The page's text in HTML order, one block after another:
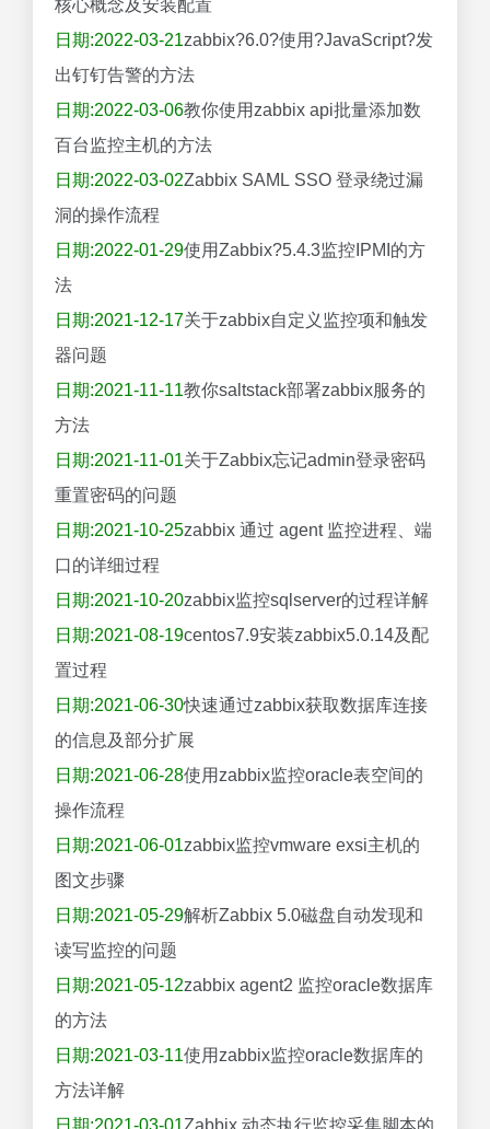
核心概念及安装配置
日期:2022-03-21zabbix?6.0?使用?JavaScript?发
出钉钉告警的方法
日期:2022-03-06教你使用zabbix api批量添加数
百台监控主机的方法
日期:2022-03-02Zabbix SAML SSO 登录绕过漏
洞的操作流程
日期:2022-01-29使用Zabbix?5.4.3监控IPMI的方
法
日期:2021-12-17关于zabbix自定义监控项和触发
器问题
日期:2021-11-11教你saltstack部署zabbix服务的
方法
日期:2021-11-01关于Zabbix忘记admin登录密码
重置密码的问题
日期:2021-10-25zabbix 通过 agent 监控进程、端
口的详细过程
日期:2021-10-20zabbix监控sqlserver的过程详解
日期:2021-08-19centos7.9安装zabbix5.0.14及配
置过程
日期:2021-06-30快速通过zabbix获取数据库连接
的信息及部分扩展
日期:2021-06-28使用zabbix监控oracle表空间的
操作流程
日期:2021-06-01zabbix监控vmware exsi主机的
图文步骤
日期:2021-05-29解析Zabbix 5.0磁盘自动发现和
读写监控的问题
日期:2021-05-12zabbix agent2 监控oracle数据库
的方法
日期:2021-03-11使用zabbix监控oracle数据库的
方法详解
日期:2021-03-01Zabbix 动态执行监控采集脚本的